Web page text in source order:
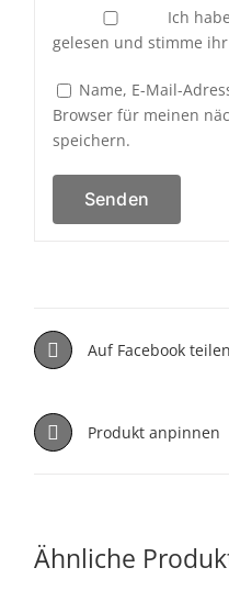
Ich
gelesen und stimme
Name, E-Mail-
Browser für meinen
speichern.
Auf Facebook teilen
Produkt anpinnen
Ähnliche